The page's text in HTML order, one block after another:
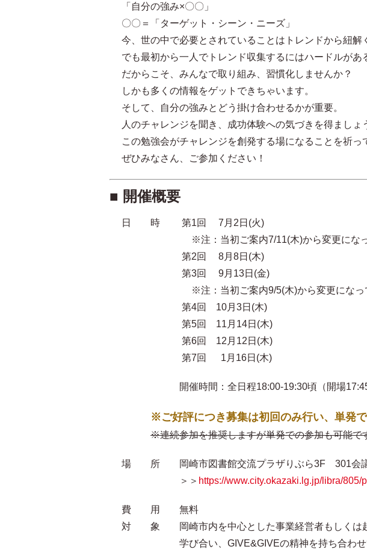
「自分の強み×〇〇」
〇〇＝「ターゲット・シーン・ニーズ」
今、世の中で必要とされていることはトレンドから紐解
でも最初から一人でトレンド収集するにはハードルがあ
だからこそ、みんなで取り組み、習慣化しませんか？
しかも多くの情報をゲットできちゃいます。
そして、自分の強みとどう掛け合わせるかが重要。
人のチャレンジを聞き、成功体験への気づきを得ましょ
この勉強会がチャレンジを創発する場になることを祈っ
ぜひみなさん、ご参加ください！
■ 開催概要
日 時 第1回 7月2日(火)
※注：当初ご案内7/11(木)から変更になっ
第2回 8月8日(木)
第3回 9月13日(金)
※注：当初ご案内9/5(木)から変更になって
第4回 10月3日(木)
第5回 11月14日(木)
第6回 12月12日(木)
第7回 1月16日(木)
開催時間：全日程18:00-19:30頃（開場17:45
※ご好評につき募集は初回のみ行い、単発
※連続参加を推奨しますが単発での参加も可能で
場 所 岡崎市図書館交流プラザりぶら3F 301会
＞＞ https://www.city.okazaki.lg.jp/libra/805/
費 用 無料
対 象 岡崎市内を中心とした事業経営者もしくは
学び合い、GIVE&GIVEの精神を持ち合わせ